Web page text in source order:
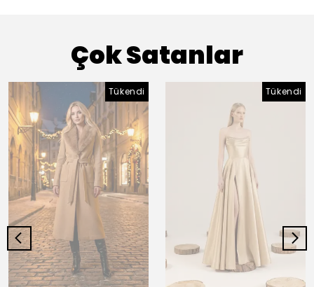
Çok Satanlar
Tükendi Tükendi